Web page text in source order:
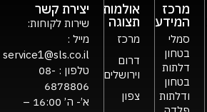
מרכז
המידע
סמלי
בטחון
דלתות
בטחון
ודלתות
אולמות
תצוגה
מרכז
דרום
וירושלים
צפון
יצירת קשר
שירות לקוחות:
מייל :
service1@sls.co.il
טלפון : 08-
6878806
א’- ה’ 16:00 –